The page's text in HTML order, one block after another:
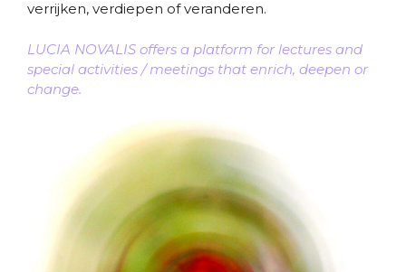
verrijken, verdiepen of veranderen.
LUCIA NOVALIS offers a platform for lectures and
special activities / meetings that enrich, deepen or
change.